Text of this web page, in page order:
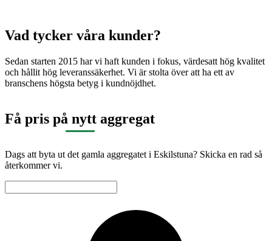
Vad tycker våra kunder?
Sedan starten 2015 har vi haft kunden i fokus, värdesatt hög kvalitet
och hållit hög leveranssäkerhet. Vi är stolta över att ha ett av
branschens högsta betyg i kundnöjdhet.
Få pris på nytt aggregat
Dags att byta ut det gamla aggregatet i Eskilstuna? Skicka en rad så
återkommer vi.